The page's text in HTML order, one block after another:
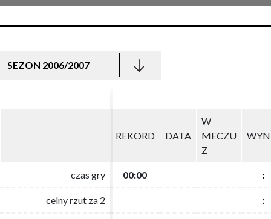
SEZON 2006/2007
REKORD DATA
W
MECZU
Z
czas gry 00:00 :
celny rzut za 2 :
REKORD DATA
W
MECZU
Z
czas gry 00:00 :
celny rzut za 2 :